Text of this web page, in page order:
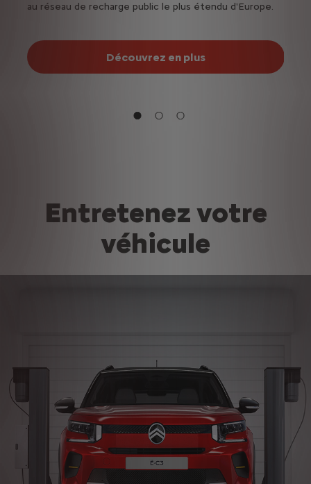
au réseau de recharge public le plus étendu d'Europe.
Découvrez en plus
Entretenez votre
véhicule